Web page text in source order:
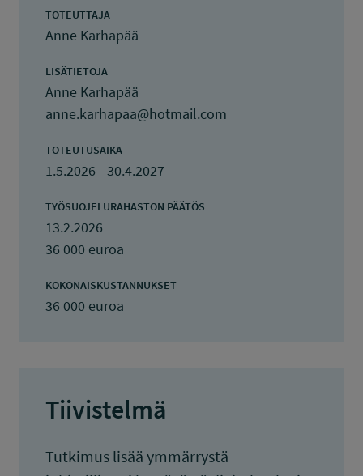
TOTEUTTAJA
Anne Karhapää
LISÄTIETOJA
Anne Karhapää
anne.karhapaa@hotmail.com
TOTEUTUSAIKA
1.5.2026 - 30.4.2027
TYÖSUOJELURAHASTON PÄÄTÖS
13.2.2026
36 000 euroa
KOKONAISKUSTANNUKSET
36 000 euroa
Tiivistelmä
Tutkimus lisää ymmärrystä